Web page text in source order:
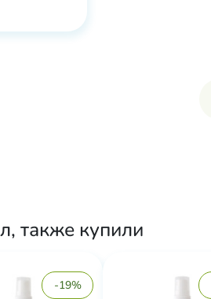
также купили
-19%